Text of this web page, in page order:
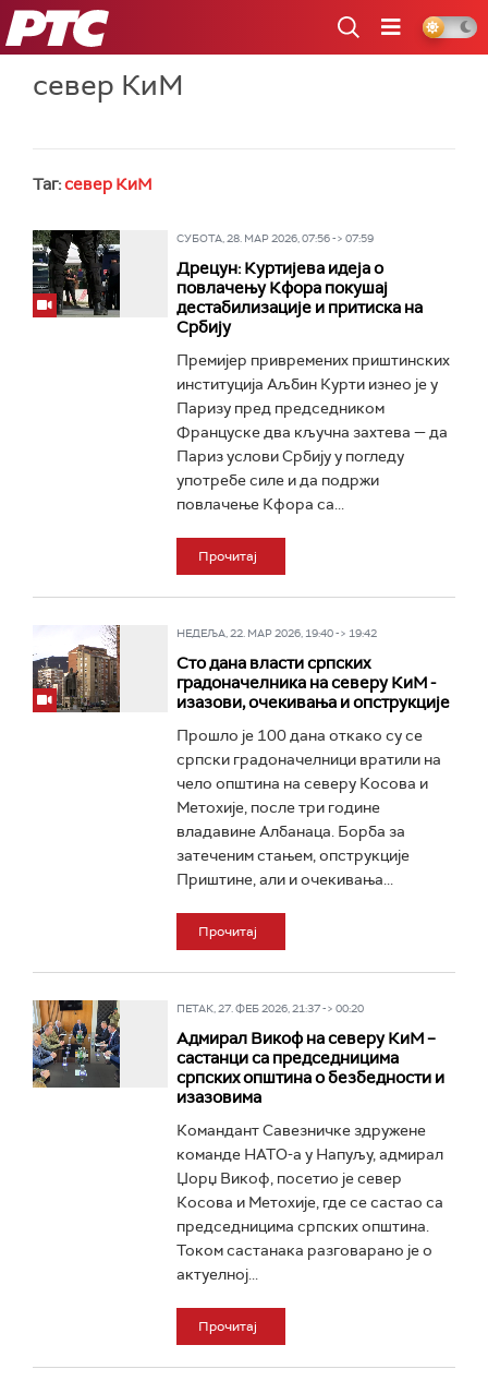
РТС
север КиМ
Таг:север КиМ
СУБОТА, 28. МАР 2026, 07:56 -> 07:59
Дрецун: Куртијева идеја о
повлачењу Кфора покушај
дестабилизације и притиска на
Србију
Премијер привремених приштинских
институција Аљбин Курти изнео је у
Паризу пред председником
Француске два кључна захтева — да
Париз услови Србију у погледу
употребе силе и да подржи
повлачење Кфора са...
Прочитај
НЕДЕЉА, 22. МАР 2026, 19:40 -> 19:42
Сто дана власти српских
градоначелника на северу КиМ -
изазови, очекивања и опструкције
Прошло је 100 дана откако су се
српски градоначелници вратили на
чело општина на северу Косова и
Метохије, после три године
владавине Албанаца. Борба за
затеченим стањем, опструкције
Приштине, али и очекивања...
Прочитај
ПЕТАК, 27. ФЕБ 2026, 21:37 -> 00:20
Адмирал Викоф на северу КиМ –
састанци са председницима
српских општина о безбедности и
изазовима
Командант Савезничке здружене
команде НАТО-а у Напуљу, адмирал
Џорџ Викоф, посетио је север
Косова и Метохије, где се састао са
председницима српских општина.
Током састанака разговарано је о
актуелној...
Прочитај